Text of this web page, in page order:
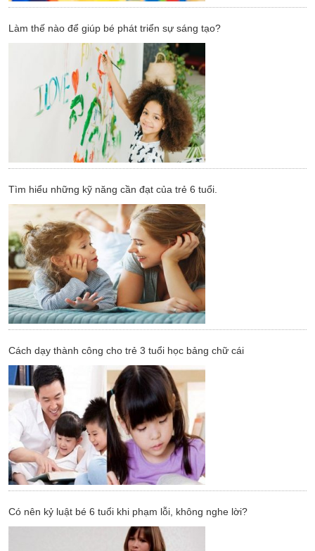
Làm thế nào để giúp bé phát triển sự sáng tạo?
Tìm hiểu những kỹ năng cần đạt của trẻ 6 tuổi.
Cách dạy thành công cho trẻ 3 tuổi học bảng chữ cái
Có nên kỷ luật bé 6 tuổi khi phạm lỗi, không nghe lời?